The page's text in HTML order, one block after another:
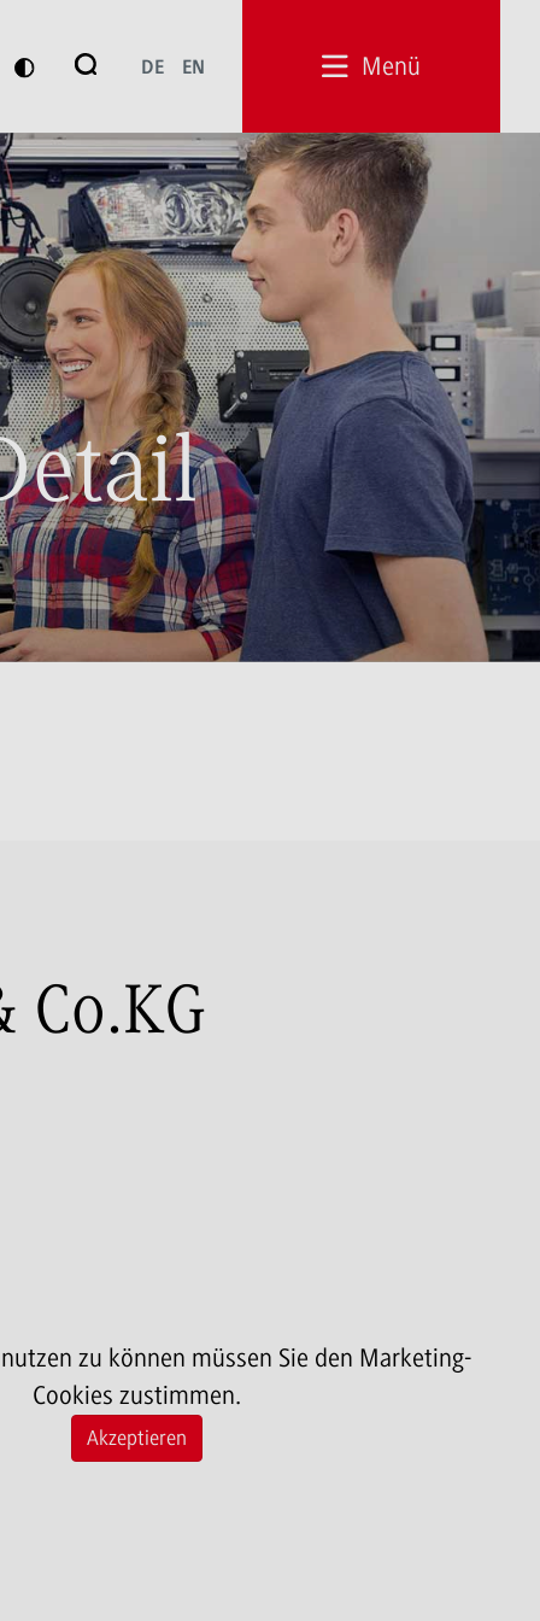
Suche
DE EN Menü
Co.KG
zu können müssen Sie den Marketing-
Cookies zustimmen.
Akzeptieren